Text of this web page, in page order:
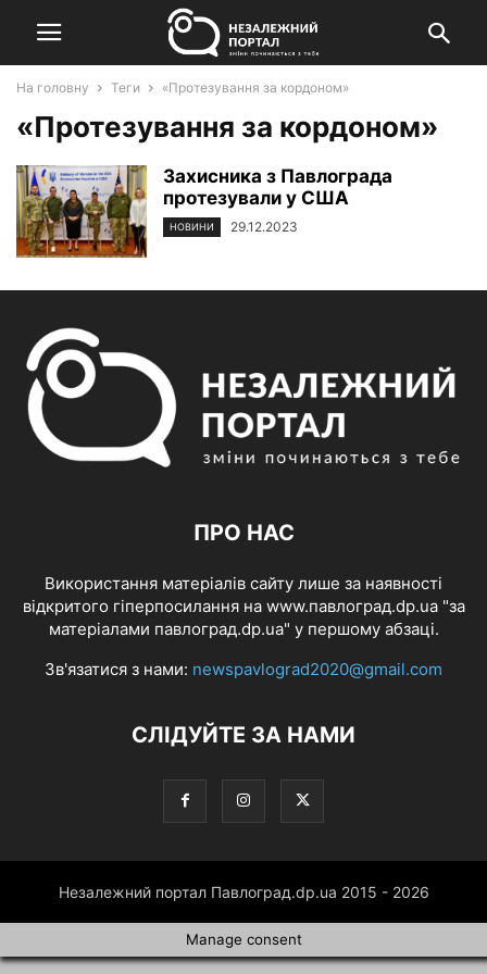
На головну Теги «Протезування за кордоном»
«Протезування за кордоном»
Захисника з Павлограда
протезували у США
НОВИНИ 29.12.2023
ПРО НАС
Використання матеріалів сайту лише за наявності
відкритого гіперпосилання на www.павлоград.dp.ua "за
матеріалами павлоград.dp.ua" у першому абзаці.
Зв'язатися з нами: newspavlograd2020@gmail.com
СЛІДУЙТЕ ЗА НАМИ
Незалежний портал Павлоград.dp.ua 2015 - 2026
Manage consent